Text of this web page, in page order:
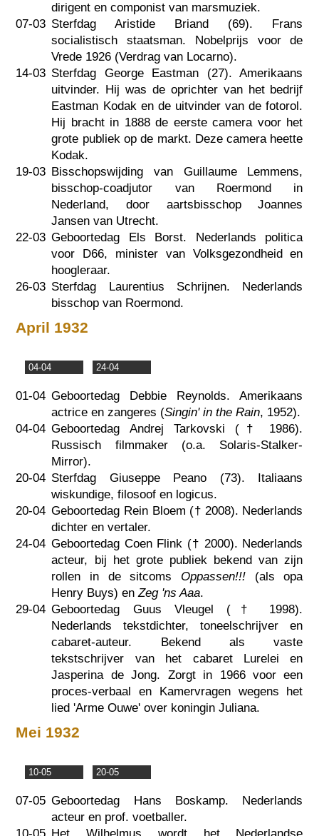
dirigent en componist van marsmuziek.
07-03 Sterfdag Aristide Briand (69). Frans
socialistisch staatsman. Nobelprijs voor de
Vrede 1926 (Verdrag van Locarno).
14-03 Sterfdag George Eastman (27). Amerikaans
uitvinder. Hij was de oprichter van het bedrijf
Eastman Kodak en de uitvinder van de fotorol.
Hij bracht in 1888 de eerste camera voor het
grote publiek op de markt. Deze camera heette
Kodak.
19-03 Bisschopswijding van Guillaume Lemmens,
bisschop-coadjutor van Roermond in
Nederland, door aartsbisschop Joannes
Jansen van Utrecht.
22-03 Geboortedag Els Borst. Nederlands politica
voor D66, minister van Volksgezondheid en
hoogleraar.
26-03 Sterfdag Laurentius Schrijnen. Nederlands
bisschop van Roermond.
April 1932
04-04 24-04
01-04 Geboortedag Debbie Reynolds. Amerikaans
actrice en zangeres (Singin' in the Rain, 1952).
04-04 Geboortedag Andrej Tarkovski († 1986).
Russisch filmmaker (o.a. Solaris-Stalker-
Mirror).
20-04 Sterfdag Giuseppe Peano (73). Italiaans
wiskundige, filosoof en logicus.
20-04 Geboortedag Rein Bloem († 2008). Nederlands
dichter en vertaler.
24-04 Geboortedag Coen Flink († 2000). Nederlands
acteur, bij het grote publiek bekend van zijn
rollen in de sitcoms Oppassen!!! (als opa
Henry Buys) enZeg 'ns Aaa.
29-04 Geboortedag Guus Vleugel († 1998).
Nederlands tekstdichter, toneelschrijver en
cabaret-auteur. Bekend als vaste
tekstschrijver van het cabaret Lurelei en
Jasperina de Jong. Zorgt in 1966 voor een
proces-verbaal en Kamervragen wegens het
lied 'Arme Ouwe' over koningin Juliana.
Mei 1932
10-05 20-05
07-05 Geboortedag Hans Boskamp. Nederlands
acteur en prof. voetballer.